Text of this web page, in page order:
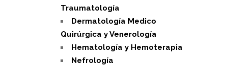
Traumatología
Dermatología Medico
Quirúrgica y Venerología
Hematología y Hemoterapia
Nefrología